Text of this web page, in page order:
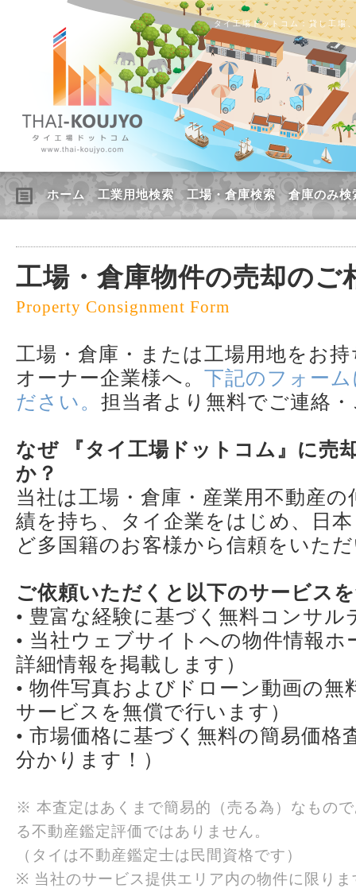
タイ工場ドットコム：貸し工場
ホーム 工業用地検索 工場・倉庫検索 倉庫のみ検
工場・倉庫物件の売却のご
Property Consignment Form
工場・倉庫・または工場用地をお
オーナー企業様へ。 下記のフォー
ださい。 担当者より無料でご連絡
なぜ 『タイ工場ドットコム』に売
か？
当社は工場・倉庫・産業用不動産
績を持ち、タイ企業をはじめ、日
ど多国籍のお客様から信頼をいた
ご依頼いただくと以下のサービス
• 豊富な経験に基づく無料コンサ
• 当社ウェブサイトへの物件情報
詳細情報を掲載します）
• 物件写真およびドローン動画の無
サービスを無償で行います）
• 市場価格に基づく無料の簡易価格
分かります！）
※ 本査定はあくまで簡易的（売る為）なもの
る不動産鑑定評価ではありません。
（タイは不動産鑑定士は民間資格です）
※ 当社のサービス提供エリア内の物件に限りま